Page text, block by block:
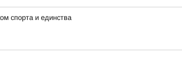
спорта и единства